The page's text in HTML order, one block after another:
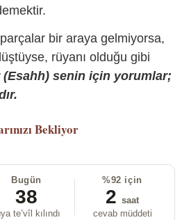
bir araya gelmiyorsa,
rüyanı olduğu gibi
(Esahh) senin için yorumlar;
Bekliyor
Bugün
38
te’vîl kılındı
%92 için
2 saat
cevab müddeti